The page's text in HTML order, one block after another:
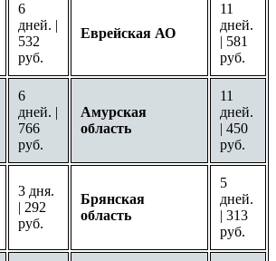
6
дней. |
532
руб.
Еврейская АО
11
дней.
| 581
руб.
6
дней. |
766
руб.
Амурская
область
11
дней.
| 450
руб.
3 дня.
| 292
руб.
Брянская
область
5
дней.
| 313
руб.